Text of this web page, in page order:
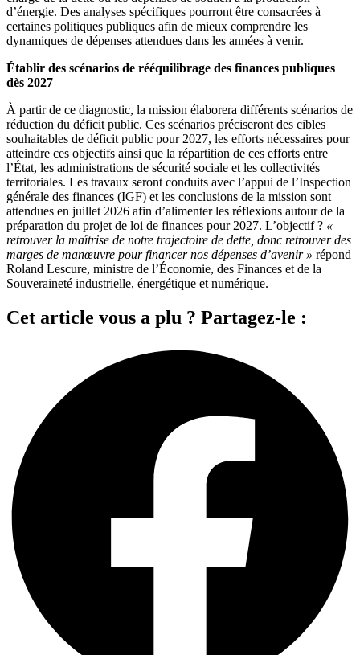
d’énergie. Des analyses spécifiques pourront être consacrées à
certaines politiques publiques afin de mieux comprendre les
dynamiques de dépenses attendues dans les années à venir.
Établir des scénarios de rééquilibrage des finances publiques
dès 2027
À partir de ce diagnostic, la mission élaborera différents scénarios de
réduction du déficit public. Ces scénarios préciseront des cibles
souhaitables de déficit public pour 2027, les efforts nécessaires pour
atteindre ces objectifs ainsi que la répartition de ces efforts entre
l’État, les administrations de sécurité sociale et les collectivités
territoriales. Les travaux seront conduits avec l’appui de l’Inspection
générale des finances (IGF) et les conclusions de la mission sont
attendues en juillet 2026 afin d’alimenter les réflexions autour de la
préparation du projet de loi de finances pour 2027. L’objectif ? «
retrouver la maîtrise de notre trajectoire de dette, donc retrouver des
marges de manœuvre pour financer nos dépenses d’avenir » répond
Roland Lescure, ministre de l’Économie, des Finances et de la
Souveraineté industrielle, énergétique et numérique.
Cet article vous a plu ? Partagez-le :